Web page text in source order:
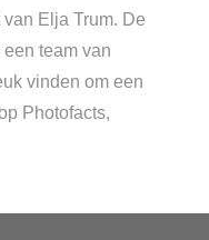
Elja Trum. De
team van
vinden om een
Photofacts,